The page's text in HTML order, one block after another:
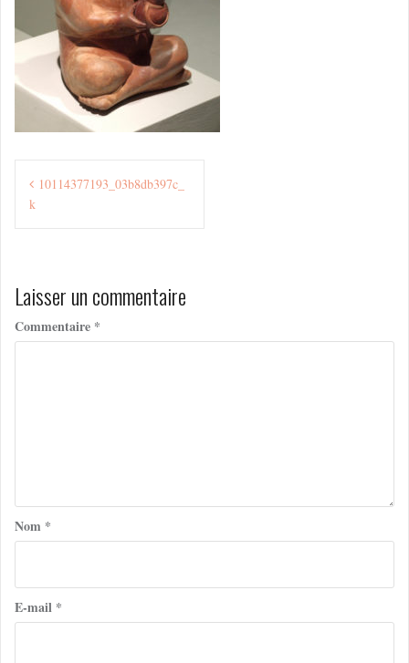
Navigation
de 10114377193_03b8db397c_
k
Laisser un commentaire
Commentaire *
Nom *
E-mail *